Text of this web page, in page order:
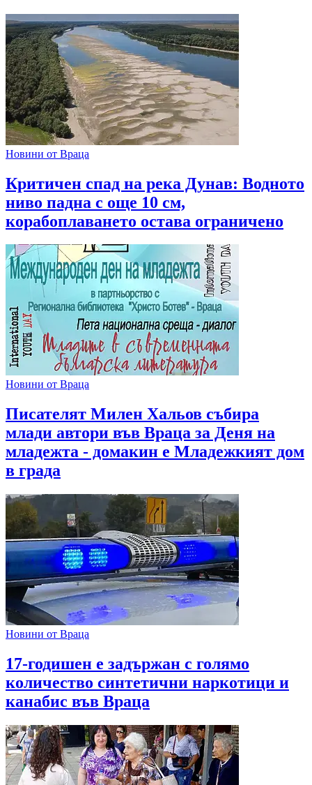
Новини от Враца
Критичен спад на река Дунав: Водното
ниво падна с още 10 см,
корабоплаването остава ограничено
Новини от Враца
Писателят Милен Хальов събира
млади автори във Враца за Деня на
младежта - домакин е Младежкият дом
в града
Новини от Враца
17-годишен е задържан с голямо
количество синтетични наркотици и
канабис във Враца